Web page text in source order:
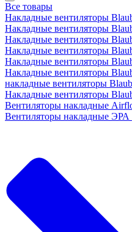
Все товары
Накладные вентиляторы
Накладные вентиляторы
Накладные вентиляторы
Накладные вентиляторы
Накладные вентиляторы
Накладные вентиляторы
накладные вентиляторы
Накладные вентиляторы
Вентиляторы накладные
Вентиляторы накладные ЭРА